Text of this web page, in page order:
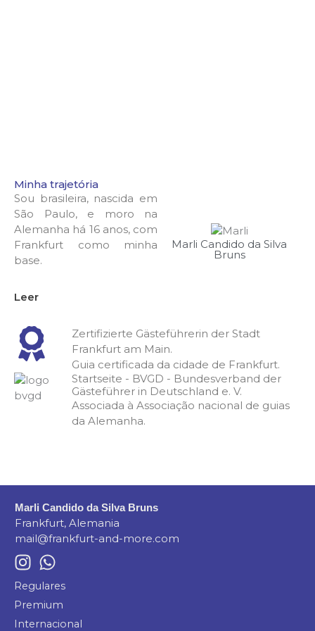
Minha trajetória
Sou brasileira, nascida em
São Paulo, e moro na
Alemanha há 16 anos, com
Frankfurt como minha
base.
Leer
Marli Candido da Silva
Bruns
Zertifizierte Gästeführerin der Stadt
Frankfurt am Main.
Guia certificada da cidade de Frankfurt.
Startseite - BVGD - Bundesverband der
Gästeführer in Deutschland e. V.
Associada à Associação nacional de guias
da Alemanha.
Marli Candido da Silva Bruns
Frankfurt, Alemania
mail@frankfurt-and-more.com
Regulares
Premium
Internacional